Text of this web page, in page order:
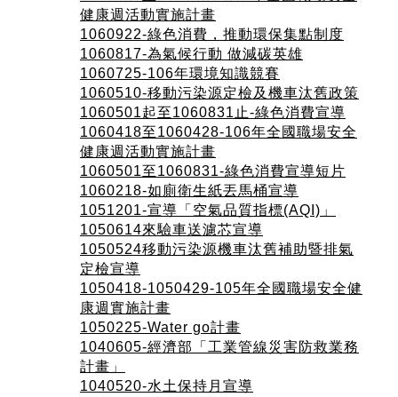
健康週活動實施計畫
1060922-綠色消費，推動環保集點制度
1060817-為氣候行動 做減碳英雄
1060725-106年環境知識競賽
1060510-移動污染源定檢及機車汰舊政策
1060501起至1060831止-綠色消費宣導
1060418至1060428-106年全國職場安全
健康週活動實施計畫
1060501至1060831-綠色消費宣導短片
1060218-如廁衛生紙丟馬桶宣導
1051201-宣導「空氣品質指標(AQI)」
1050614來驗車送濾芯宣導
1050524移動污染源機車汰舊補助暨排氣
定檢宣導
1050418-1050429-105年全國職場安全健
康週實施計畫
1050225-Water go計畫
1040605-經濟部「工業管線災害防救業務
計畫」
1040520-水土保持月宣導